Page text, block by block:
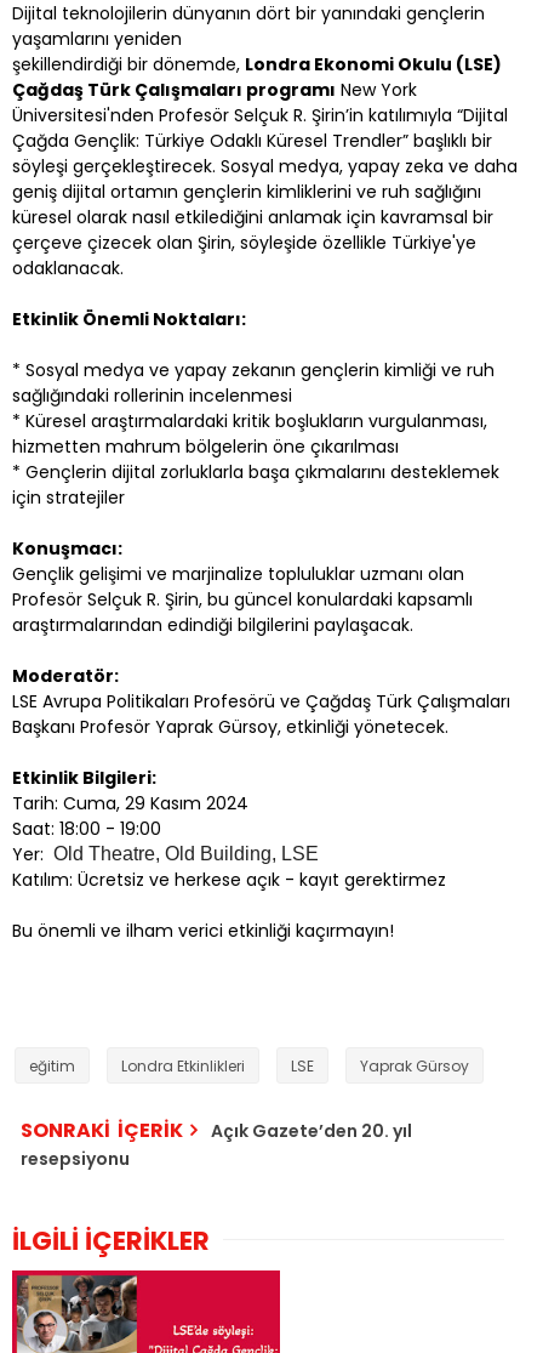
Dijital teknolojilerin dünyanın dört bir yanındaki gençlerin
yaşamlarını yeniden
şekillendirdiği bir dönemde, Londra Ekonomi Okulu (LSE)
Çağdaş Türk Çalışmaları programı New York
Üniversitesi'nden Profesör Selçuk R. Şirin’in katılımıyla “Dijital
Çağda Gençlik: Türkiye Odaklı Küresel Trendler” başlıklı bir
söyleşi gerçekleştirecek. Sosyal medya, yapay zeka ve daha
geniş dijital ortamın gençlerin kimliklerini ve ruh sağlığını
küresel olarak nasıl etkilediğini anlamak için kavramsal bir
çerçeve çizecek olan Şirin, söyleşide özellikle Türkiye'ye
odaklanacak.
Etkinlik Önemli Noktaları:
* Sosyal medya ve yapay zekanın gençlerin kimliği ve ruh
sağlığındaki rollerinin incelenmesi
* Küresel araştırmalardaki kritik boşlukların vurgulanması,
hizmetten mahrum bölgelerin öne çıkarılması
* Gençlerin dijital zorluklarla başa çıkmalarını desteklemek
için stratejiler
Konuşmacı:
Gençlik gelişimi ve marjinalize topluluklar uzmanı olan
Profesör Selçuk R. Şirin, bu güncel konulardaki kapsamlı
araştırmalarından edindiği bilgilerini paylaşacak.
Moderatör:
LSE Avrupa Politikaları Profesörü ve Çağdaş Türk Çalışmaları
Başkanı Profesör Yaprak Gürsoy, etkinliği yönetecek.
Etkinlik Bilgileri:
Tarih: Cuma, 29 Kasım 2024
Saat: 18:00 - 19:00
Yer: Old Theatre, Old Building, LSE
Katılım: Ücretsiz ve herkese açık - kayıt gerektirmez
Bu önemli ve ilham verici etkinliği kaçırmayın!
eğitim Londra Etkinlikleri LSE Yaprak Gürsoy
SONRAKİ İÇERİK
Açık Gazete’den 20. yıl
resepsiyonu
İLGİLİ İÇERİKLER